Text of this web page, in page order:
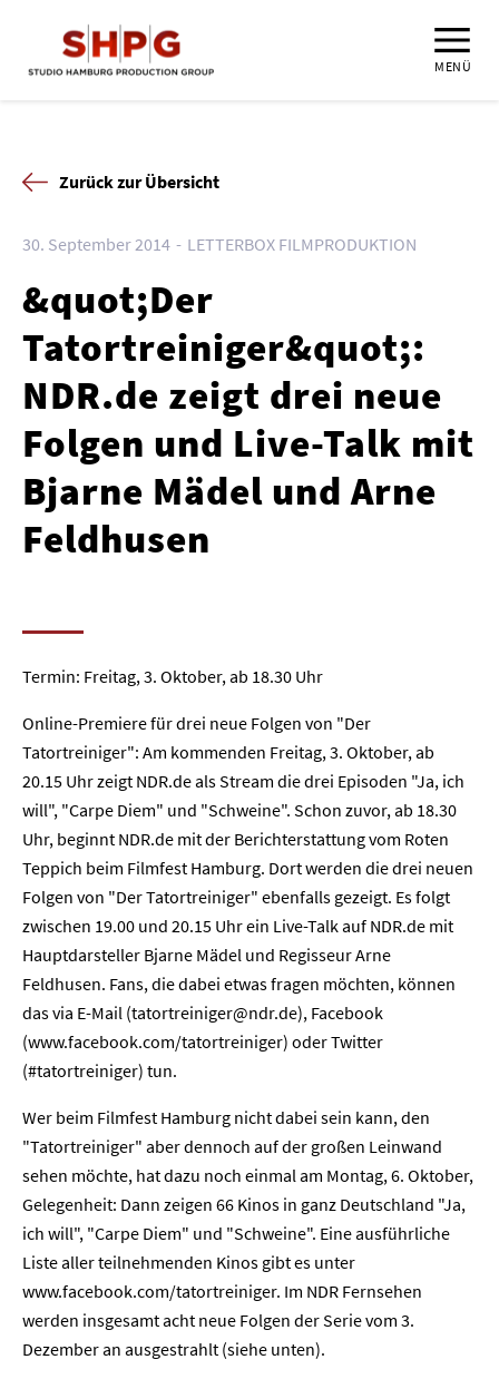
MENÜ
Zurück zur Übersicht
30. September 2014 LETTERBOX FILMPRODUKTION
&quot;Der
Tatortreiniger&quot;:
NDR.de zeigt drei neue
Folgen und Live-Talk mit
Bjarne Mädel und Arne
Feldhusen
Termin: Freitag, 3. Oktober, ab 18.30 Uhr
Online-Premiere für drei neue Folgen von "Der
Tatortreiniger": Am kommenden Freitag, 3. Oktober, ab
20.15 Uhr zeigt NDR.de als Stream die drei Episoden "Ja, ich
will", "Carpe Diem" und "Schweine". Schon zuvor, ab 18.30
Uhr, beginnt NDR.de mit der Berichterstattung vom Roten
Teppich beim Filmfest Hamburg. Dort werden die drei neuen
Folgen von "Der Tatortreiniger" ebenfalls gezeigt. Es folgt
zwischen 19.00 und 20.15 Uhr ein Live-Talk auf NDR.de mit
Hauptdarsteller Bjarne Mädel und Regisseur Arne
Feldhusen. Fans, die dabei etwas fragen möchten, können
das via E-Mail (tatortreiniger@ndr.de), Facebook
(www.facebook.com/tatortreiniger) oder Twitter
(#tatortreiniger) tun.
Wer beim Filmfest Hamburg nicht dabei sein kann, den
"Tatortreiniger" aber dennoch auf der großen Leinwand
sehen möchte, hat dazu noch einmal am Montag, 6. Oktober,
Gelegenheit: Dann zeigen 66 Kinos in ganz Deutschland "Ja,
ich will", "Carpe Diem" und "Schweine". Eine ausführliche
Liste aller teilnehmenden Kinos gibt es unter
www.facebook.com/tatortreiniger. Im NDR Fernsehen
werden insgesamt acht neue Folgen der Serie vom 3.
Dezember an ausgestrahlt (siehe unten).